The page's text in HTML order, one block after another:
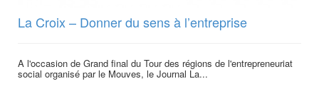
La Croix – Donner du sens à l’entreprise
A l'occasion de Grand final du Tour des régions de l'entrepreneuriat
social organisé par le Mouves, le Journal La...